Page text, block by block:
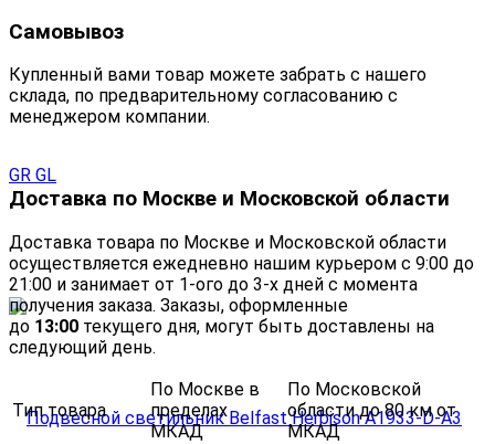
Самовывоз
Купленный вами товар можете забрать с нашего
склада, по предварительному согласованию с
менеджером компании.
Доставка по Москве и Московской области
Доставка товара по Москве и Московской области
осуществляется ежедневно нашим курьером с 9:00 до
21:00 и занимает от 1-ого до 3-х дней с момента
получения заказа. Заказы, оформленные
до 13:00 текущего дня, могут быть доставлены на
следующий день.
Тип товара
По Москве в
пределах
МКАД
По Московской
области до 80 км от
МКАД